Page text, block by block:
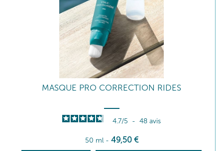
MASQUE PRO CORRECTION RIDES
4.7/5 - 48 avis
50 ml - 49,50 €